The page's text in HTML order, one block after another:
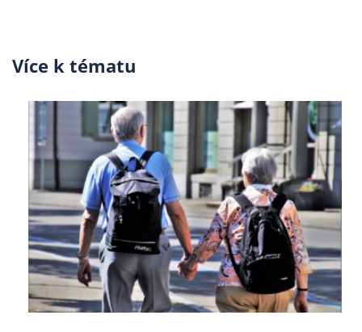
Více k tématu